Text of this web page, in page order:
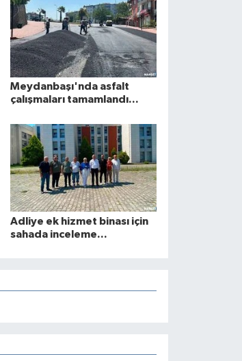
Meydanbaşı'nda asfalt
çalışmaları tamamlandı...
Adliye ek hizmet binası için
sahada inceleme...